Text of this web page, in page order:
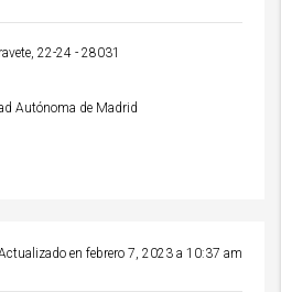
22-24 - 28031
Autónoma de Madrid
en febrero 7, 2023 a 10:37 am